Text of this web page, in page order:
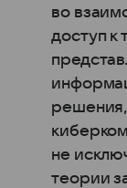
во
доступ к
решения,
не
теории